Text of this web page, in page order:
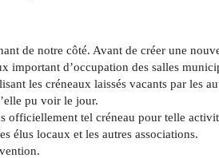
de notre côté. Avant de créer une
important d’occupation des salles
les créneaux laissés vacants par les
pu voir le jour.
officiellement tel créneau pour telle
élus locaux et les autres associations.